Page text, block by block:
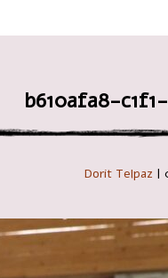
b610afa8-
Dorit Telpaz |